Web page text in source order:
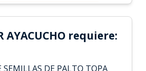
AYACUCHO requiere:
DE PALTO TOPA